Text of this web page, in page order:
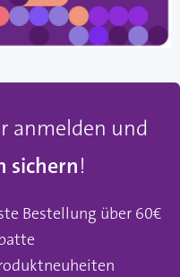
anmelden und
sichern!
Bestellung über 60€